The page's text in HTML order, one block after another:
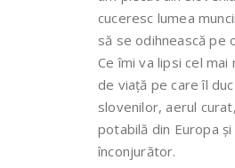
cuceresc lumea
să se odihnească pe
Ce îmi va lipsi cel
de viață pe care îl
slovenilor, aerul
potabilă din Europa
înconjurător.